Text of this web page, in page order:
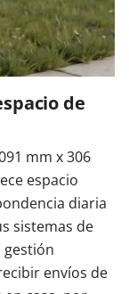
de
mm x 306
espacio
diaria
sistemas de
envíos de